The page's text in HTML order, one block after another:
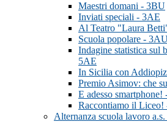
Maestri domani - 3BU
Inviati speciali - 3AE
Al Teatro "Laura
Scuola popolare -
Indagine statistica sul
5AE
In Sicilia con
Premio Asimov: che
E adesso smartphone!
Raccontiamo il Liceo!
Alternanza scuola lavoro